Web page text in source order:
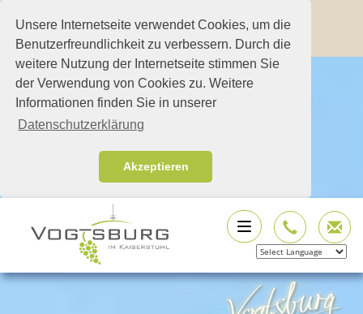
Unsere Internetseite verwendet Cookies, um die
Benutzerfreundlichkeit zu verbessern. Durch die
weitere Nutzung der Internetseite stimmen Sie
der Verwendung von Cookies zu. Weitere
Informationen finden Sie in unserer
Datenschutzerklärung
Akzeptieren